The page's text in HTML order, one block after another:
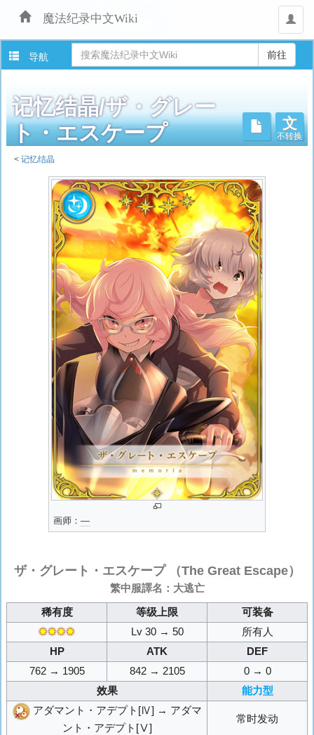
魔法纪录中文Wiki
用
户
导航
记忆结晶/ザ・グレー
ト・エスケープ
文
不转换
<记忆结晶
画师： ―
ザ・グレート・エスケープ（The Great Escape）
繁中服譯名：大逃亡
稀有度 等级上限
可装备
✸✸✸✸
Lv 30 → 50
所有人
HP
ATK
DEF
762 → 1905
842 → 2105
0 → 0
效果
能力型
アダマント・アデプト[Ⅳ] → アダマ
ント・アデプト[Ⅴ]
常时发动